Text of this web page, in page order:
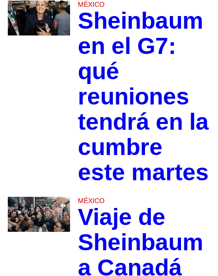
MÉXICO
Sheinbaum
en el G7:
qué
reuniones
tendrá en la
cumbre
este martes
MÉXICO
Viaje de
Sheinbaum
a Canadá